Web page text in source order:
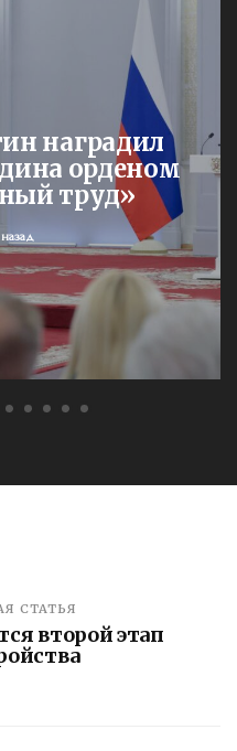
наградил
орденом
труд»
СТАТЬЯ
второй этап